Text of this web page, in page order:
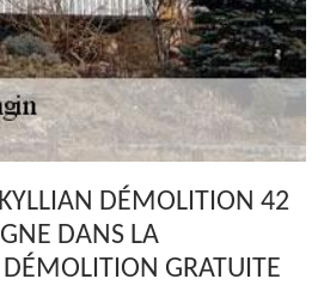
DÉMOLITION 42
DANS LA
GRATUITE